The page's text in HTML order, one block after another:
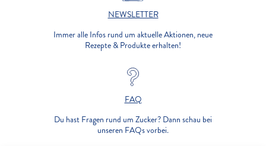
NEWSLETTER
Immer alle Infos rund um aktuelle Aktionen, neue
Rezepte & Produkte erhalten!
FAQ
Du hast Fragen rund um Zucker? Dann schau bei
unseren FAQs vorbei.